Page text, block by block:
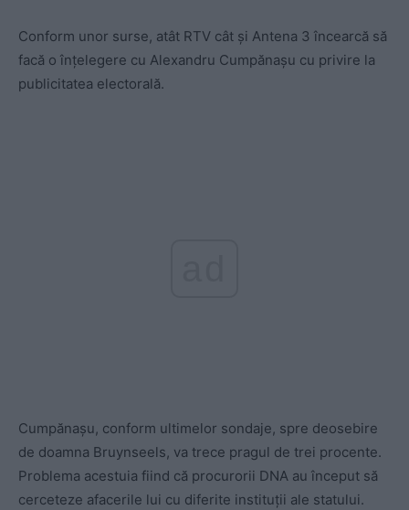
Conform unor surse, atât RTV cât și Antena 3 încearcă să
facă o înțelegere cu Alexandru Cumpănașu cu privire la
publicitatea electorală.
Cumpănașu, conform ultimelor sondaje, spre deosebire
de doamna Bruynseels, va trece pragul de trei procente.
Problema acestuia fiind că procurorii DNA au început să
cerceteze afacerile lui cu diferite instituții ale statului.